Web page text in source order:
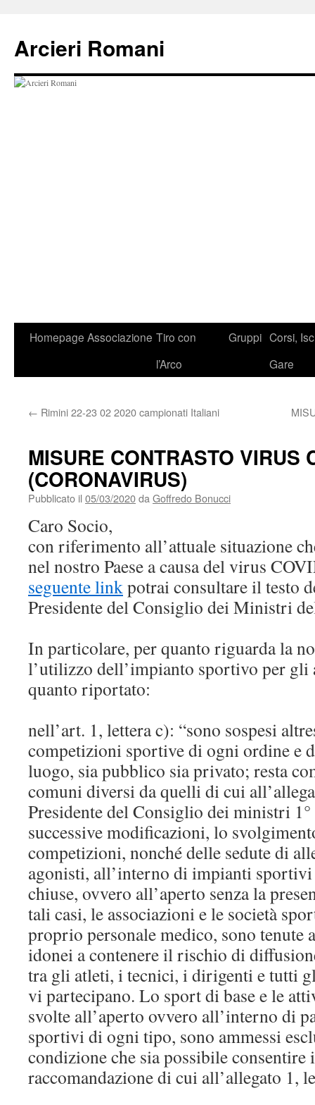
contenuto
Arcieri Romani
Homepage Associazione Tiro con
l’Arco
Gruppi Corsi,
Gare
← Rimini 22-23 02 2020 campionati Italiani
MISURE CONTRASTO VIRUS
(CORONAVIRUS)
Pubblicato il 05/03/2020da Goffredo Bonucci
Caro Socio,
con riferimento all’attuale situazione
nel nostro Paese a causa del virus
seguente linkpotrai consultare il testo
Presidente del Consiglio dei Ministri
In particolare, per quanto riguarda la
l’utilizzo dell’impianto sportivo per gli
quanto riportato:
nell’art. 1, lettera c): “sono sospesi
competizioni sportive di ogni ordine e
luogo, sia pubblico sia privato; resta
comuni diversi da quelli di cui
Presidente del Consiglio dei ministri
successive modificazioni, lo
competizioni, nonché delle sedute di
agonisti, all’interno di impianti
chiuse, ovvero all’aperto senza la
tali casi, le associazioni e le società
proprio personale medico, sono tenute
idonei a contenere il rischio di
tra gli atleti, i tecnici, i dirigenti e tutti
vi partecipano. Lo sport di base e le
svolte all’aperto ovvero all’interno di
sportivi di ogni tipo, sono ammessi
condizione che sia possibile
raccomandazione di cui all’allegato 1,